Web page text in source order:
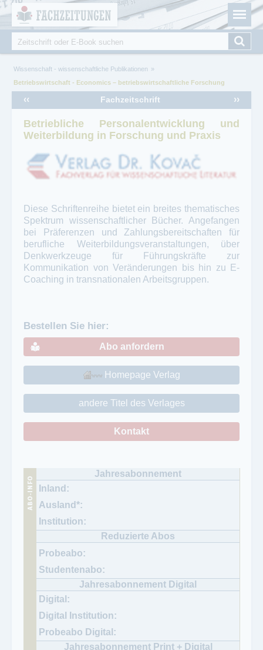
Fachzeitungen.de - Das unabhängige Portal für
Fachmagazine Fachpublikationen & eBooks
Suche
Sie sind hier
Wissenschaft - wissenschaftliche Publikationen
Betriebswirtschaft - Economics – betriebswirtschaftliche Forschung
Fachzeitschrift
‹‹ ››
Betriebliche Personalentwicklung und
Weiterbildung in Forschung und Praxis
Diese Schriftenreihe bietet ein breites thematisches
Spektrum wissenschaftlicher Bücher. Angefangen
bei Präferenzen und Zahlungsbereitschaften für
berufliche Weiterbildungsveranstaltungen, über
Denkwerkzeuge für Führungskräfte zur
Kommunikation von Veränderungen bis hin zu E-
Coaching in transnationalen Arbeitsgruppen.
Bestellen Sie hier:
Abo anfordern
Homepage Verlag
andere Titel des Verlages
Kontakt
Cookie-Einstellungen